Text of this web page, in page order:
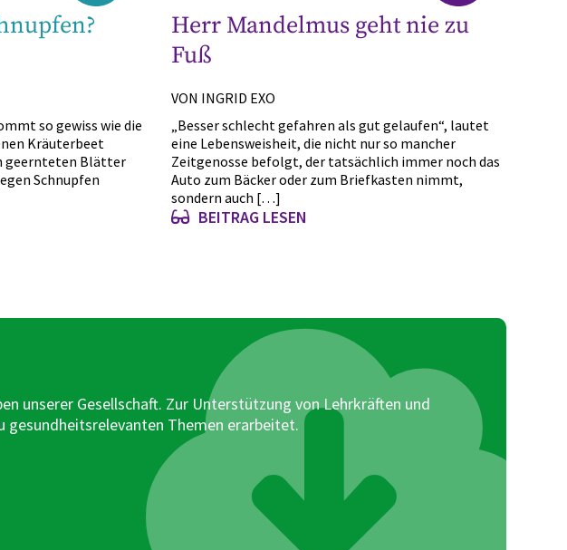
so gewiss wie die
Kräuterbeet
geernteten Blätter
Schnupfen
Herr Mandelmus geht nie zu
Fuß
VON INGRID EXO
„Besser schlecht gefahren als gut gelaufen“, lautet
eine Lebensweisheit, die nicht nur so mancher
Zeitgenosse befolgt, der tatsächlich immer noch das
Auto zum Bäcker oder zum Briefkasten nimmt,
sondern auch […]
BEITRAG LESEN
unserer Gesellschaft. Zur Unterstützung von Lehrkräften und
Themen erarbeitet.